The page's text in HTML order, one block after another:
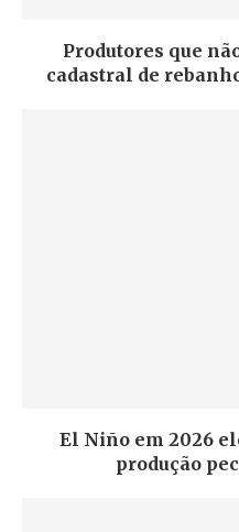
Produtores que
cadastral de
El Niño em 2026
produção